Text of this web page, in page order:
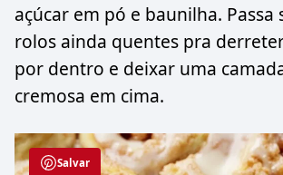
açúcar em pó e baunilha. Passa
rolos ainda quentes pra
por dentro e deixar uma
cremosa em cima.
Salvar